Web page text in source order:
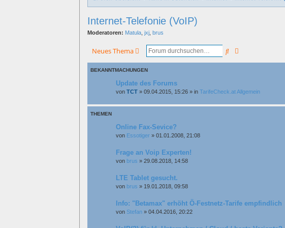
Internet-Telefonie (VoIP)
Moderatoren: Matula jxj brus
Neues Thema Suche
BEKANNTMACHUNGEN
Update des Forums
von TCT » 09.04.2015, 15:26 » in TarifeCheck.at Allgemein
THEMEN
Online Fax-Sevice?
von Essotiger » 01.01.2008, 21:08
Frage an Voip Experten!
von brus » 29.08.2018, 14:58
LTE Tablet gesucht.
von brus » 19.01.2018, 09:58
Info: "Betamax" erhöht Ö-Festnetz-Tarife empfindlich
von Stefan » 04.04.2016, 20:22